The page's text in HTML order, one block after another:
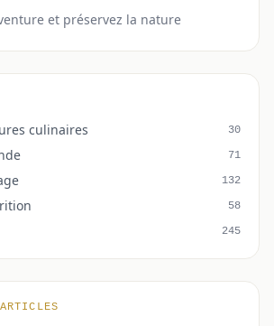
et préservez la nature
culinaires 30
71
132
58
245